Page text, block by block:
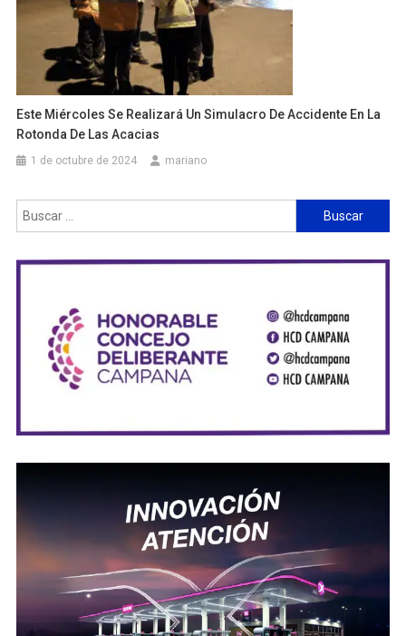
Este Miércoles Se Realizará Un Simulacro De Accidente En La
Rotonda De Las Acacias
1 de octubre de 2024 mariano
Buscar: